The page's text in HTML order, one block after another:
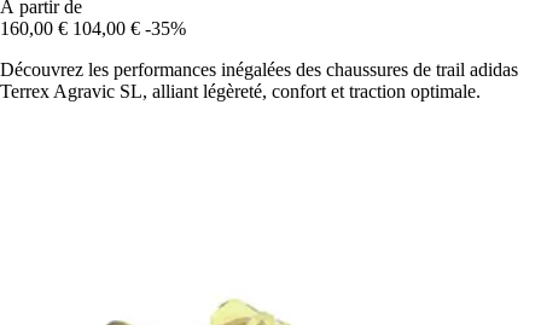
À partir de
160,00 € 104,00 € -35%
Découvrez les performances inégalées des chaussures de trail adidas
Terrex Agravic SL, alliant légèreté, confort et traction optimale.